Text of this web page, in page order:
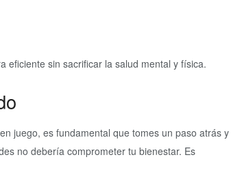
eficiente sin sacrificar la salud mental y física.
juego, es fundamental que tomes un paso atrás y
no debería comprometer tu bienestar. Es